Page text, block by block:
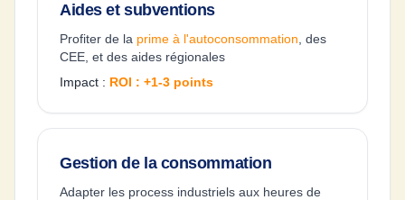
Aides et subventions
Profiter de la prime à l'autoconsommation , des
CEE, et des aides régionales
Impact : ROI : +1-3 points
Gestion de la consommation
Adapter les process industriels aux heures de